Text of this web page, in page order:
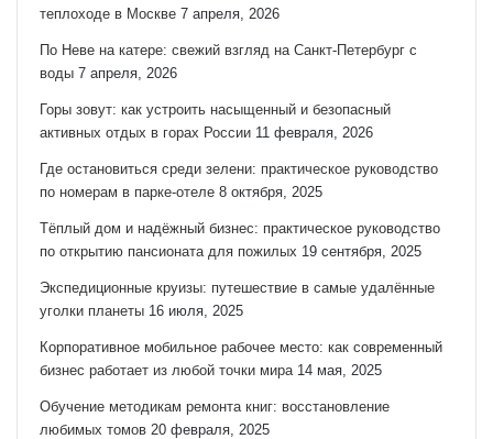
теплоходе в Москве 7 апреля, 2026
По Неве на катере: свежий взгляд на Санкт‑Петербург с
воды 7 апреля, 2026
Горы зовут: как устроить насыщенный и безопасный
активных отдых в горах России 11 февраля, 2026
Где остановиться среди зелени: практическое руководство
по номерам в парке-отеле 8 октября, 2025
Тёплый дом и надёжный бизнес: практическое руководство
по открытию пансионата для пожилых 19 сентября, 2025
Экспедиционные круизы: путешествие в самые удалённые
уголки планеты 16 июля, 2025
Корпоративное мобильное рабочее место: как современный
бизнес работает из любой точки мира 14 мая, 2025
Обучение методикам ремонта книг: восстановление
любимых томов 20 февраля, 2025